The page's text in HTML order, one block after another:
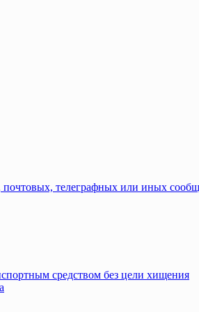
телеграфных или иных
средством без цели хищения